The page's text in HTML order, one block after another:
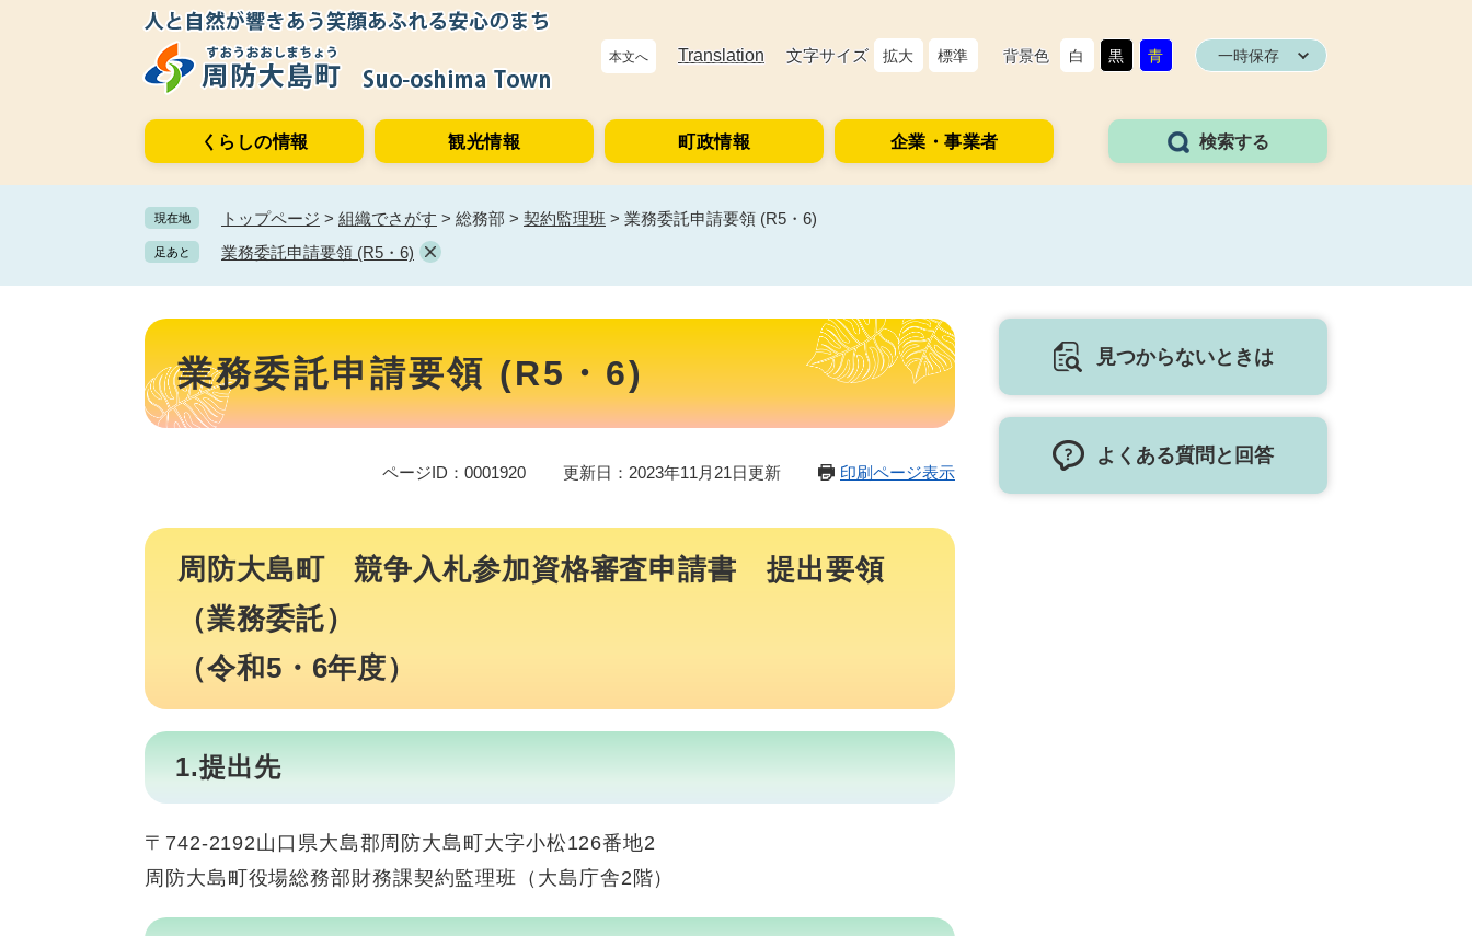
本文へ Translation 文字サイズ 拡大 標準 背景色 白 黒 青 一時保存
くらしの情報 観光情報 町政情報 企業・事業者 検索する
現在地 トップページ > 組織でさがす > 総務部 > 契約監理班 > 業務委託申請要領 (R5・6)
足あと 業務委託申請要領 (R5・6)
本
業務委託申請要領 (R5・6)
ページID：0001920 更新日：2023年11月21日更新 印刷ページ表示
周防大島町 競争入札参加資格審査申請書 提出要領
（業務委託）
（令和5・6年度）
1.提出先
〒742-2192山口県大島郡周防大島町大字小松126番地2
周防大島町役場総務部財務課契約監理班（大島庁舎2階）
見つからないときは
よくある質問と回答